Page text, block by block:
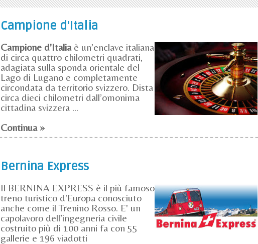
Campione d'Italia
Campione d'Italia è un’enclave italiana
di circa quattro chilometri quadrati,
adagiata sulla sponda orientale del
Lago di Lugano e completamente
circondata da territorio svizzero. Dista
circa dieci chilometri dall’omonima
cittadina svizzera ...
Continua »
Bernina Express
Il BERNINA EXPRESS è il più famoso
treno turistico d'Europa conosciuto
anche come il Trenino Rosso. E' un
capolavoro dell’ingegneria civile
costruito più di 100 anni fa con 55
gallerie e 196 viadotti